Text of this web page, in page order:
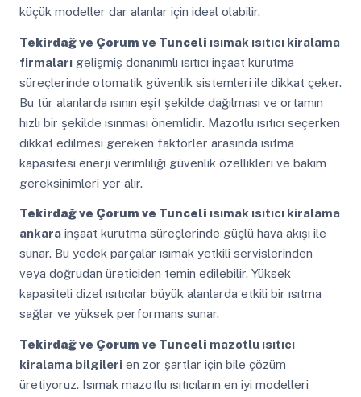
küçük modeller dar alanlar için ideal olabilir.
Tekirdağ ve Çorum ve Tunceli ısımak ısıtıcı kiralama
firmalarıgelişmiş donanımlı ısıtıcı inşaat kurutma
süreçlerinde otomatik güvenlik sistemleri ile dikkat çeker.
Bu tür alanlarda ısının eşit şekilde dağılması ve ortamın
hızlı bir şekilde ısınması önemlidir. Mazotlu ısıtıcı seçerken
dikkat edilmesi gereken faktörler arasında ısıtma
kapasitesi enerji verimliliği güvenlik özellikleri ve bakım
gereksinimleri yer alır.
Tekirdağ ve Çorum ve Tunceli ısımak ısıtıcı kiralama
ankarainşaat kurutma süreçlerinde güçlü hava akışı ile
sunar. Bu yedek parçalar ısımak yetkili servislerinden
veya doğrudan üreticiden temin edilebilir. Yüksek
kapasiteli dizel ısıtıcılar büyük alanlarda etkili bir ısıtma
sağlar ve yüksek performans sunar.
Tekirdağ ve Çorum ve Tunceli mazotlu ısıtıcı
kiralama bilgilerien zor şartlar için bile çözüm
üretiyoruz. Isımak mazotlu ısıtıcıların en iyi modelleri